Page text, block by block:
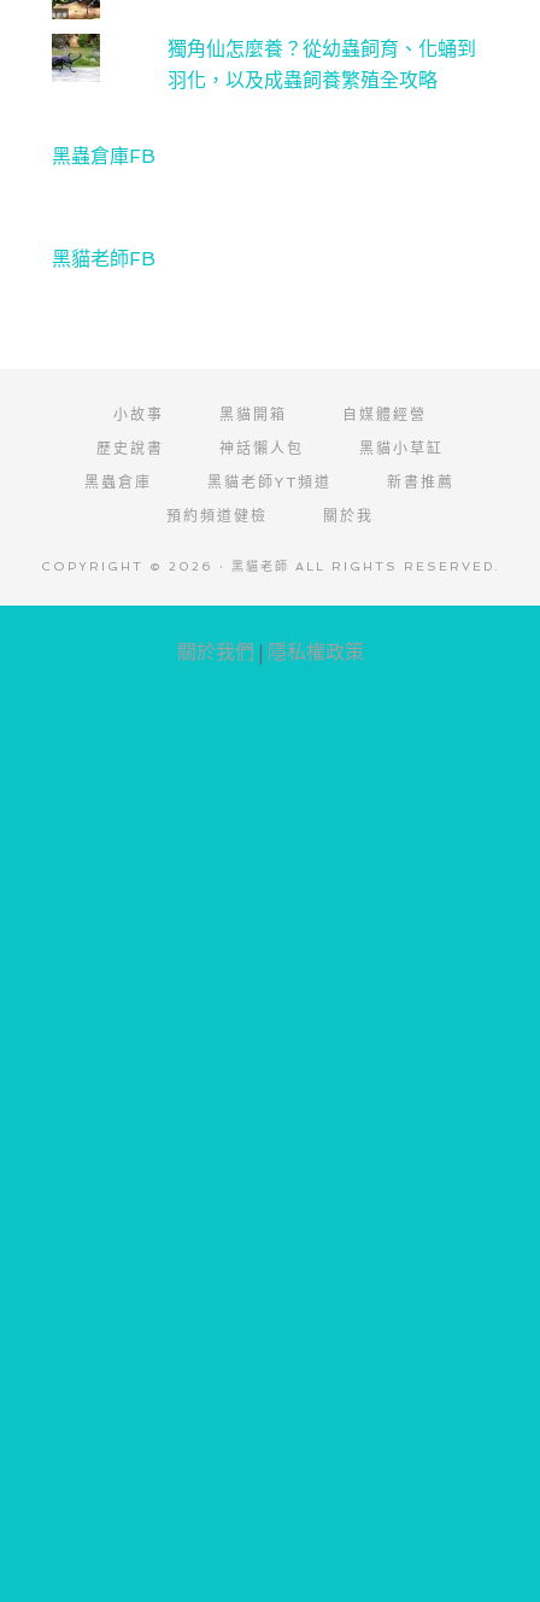
獨角仙怎麼養？從幼蟲飼育、化蛹到
羽化，以及成蟲飼養繁殖全攻略
黑蟲倉庫FB
黑貓老師FB
小故事 黑貓開箱
自媒體經營
歷史說書
神話懶人包
黑貓小草缸
黑蟲倉庫
黑貓老師YT頻道
新書推薦
預約頻道健檢
關於我
COPYRIGHT © 2026 · 黑貓老師 ALL RIGHTS RESERVED.
關於我們 | 隱私權政策